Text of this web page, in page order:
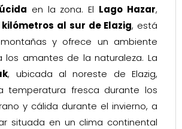
en la zona. El Lago Hazar,
kilómetros al sur de Elazig, está
y ofrece un ambiente
los amantes de la naturaleza. La
, ubicada al noreste de Elazig,
temperatura fresca durante los
y cálida durante el invierno, a
situada en un clima continental